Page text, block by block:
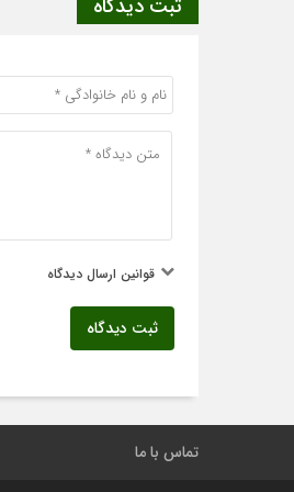
ثبت دیدگاه
قوانین ارسال دیدگاه
ثبت دیدگاه
تماس با ما